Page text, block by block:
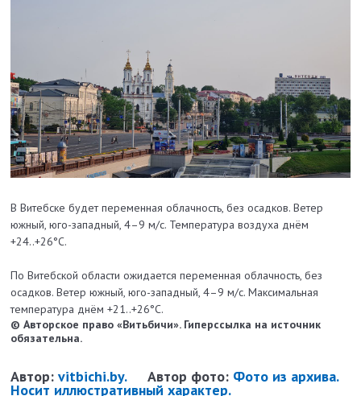
В Витебске будет переменная облачность, без осадков. Ветер
южный, юго-западный, 4–9 м/с. Температура воздуха днём
+24..+26°C.
По Витебской области ожидается переменная облачность, без
осадков. Ветер южный, юго-западный, 4–9 м/с. Максимальная
температура днём +21..+26°C.
© Авторское право «Витьбичи». Гиперссылка на источник
обязательна.
Автор:vitbichi.by. Автор фото: Фото из архива.
Носит иллюстративный характер.